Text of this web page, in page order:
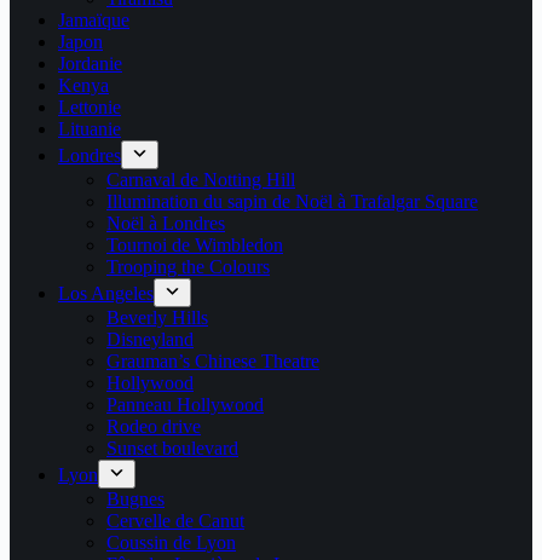
Jamaïque
Japon
Jordanie
Kenya
Lettonie
Lituanie
Londres
Carnaval de Notting Hill
Illumination du sapin de Noël à Trafalgar Square
Noël à Londres
Tournoi de Wimbledon
Trooping the Colours
Los Angeles
Beverly Hills
Disneyland
Grauman’s Chinese Theatre
Hollywood
Panneau Hollywood
Rodeo drive
Sunset boulevard
Lyon
Bugnes
Cervelle de Canut
Coussin de Lyon